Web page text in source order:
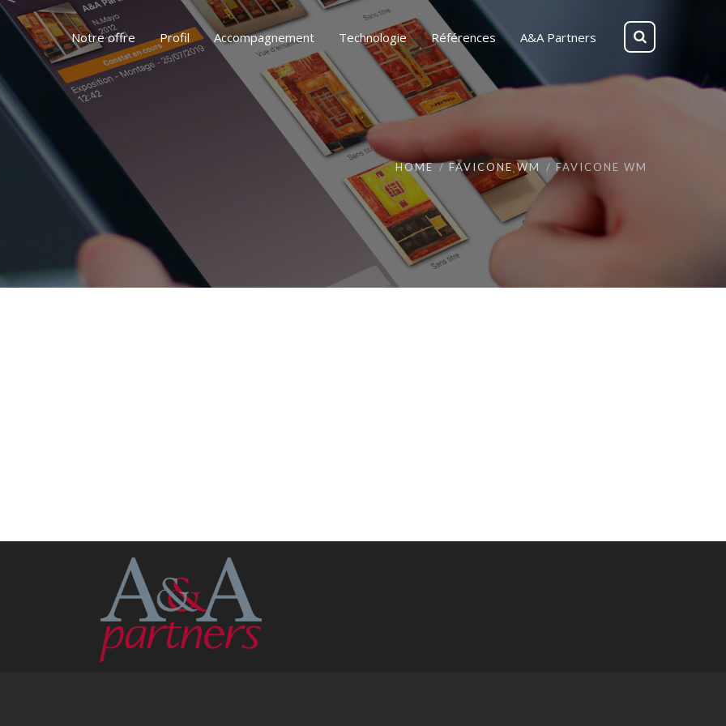
Notre offre Profil Accompagnement Technologie Références A&A Partners
HOME FAVICONE WM FAVICONE WM